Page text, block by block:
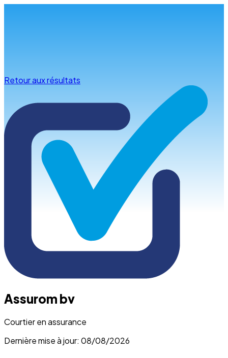
Retour aux résultats
Assurom bv
Courtier en assurance
Dernière mise à jour: 08/08/2026